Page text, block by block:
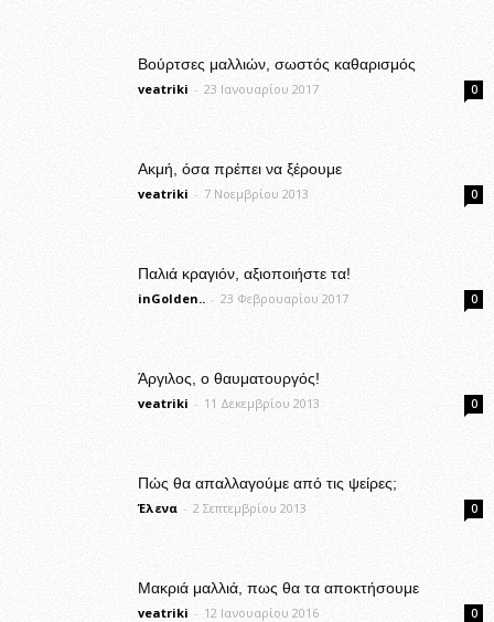
Βούρτσες μαλλιών, σωστός καθαρισμός
veatriki - 23 Ιανουαρίου 2017 0
Ακμή, όσα πρέπει να ξέρουμε
veatriki - 7 Νοεμβρίου 2013 0
Παλιά κραγιόν, αξιοποιήστε τα!
inGolden.. - 23 Φεβρουαρίου 2017 0
Άργιλος, ο θαυματουργός!
veatriki - 11 Δεκεμβρίου 2013 0
Πώς θα απαλλαγούμε από τις ψείρες;
Έλενα - 2 Σεπτεμβρίου 2013 0
Μακριά μαλλιά, πως θα τα αποκτήσουμε
veatriki - 12 Ιανουαρίου 2016 0